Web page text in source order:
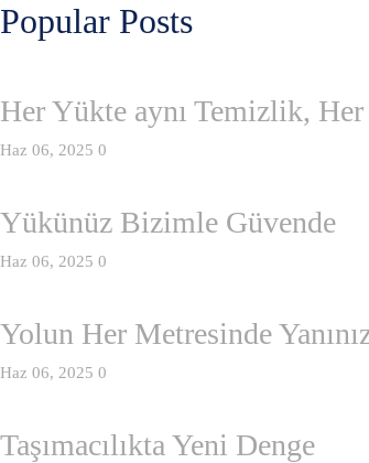
Popular Posts
Her Yükte aynı Temizlik,
Haz 06, 2025 0
Yükünüz Bizimle Güvende
Haz 06, 2025 0
Yolun Her Metresinde
Haz 06, 2025 0
Taşımacılıkta Yeni Denge